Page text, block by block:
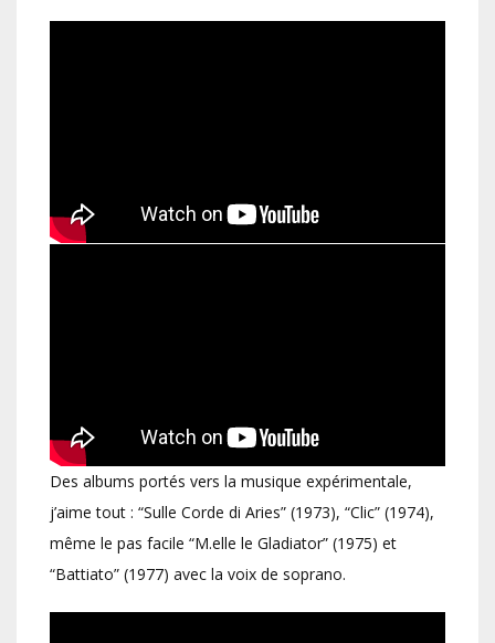
Des albums portés vers la musique expérimentale,
j’aime tout : “Sulle Corde di Aries” (1973), “Clic” (1974),
même le pas facile “M.elle le Gladiator” (1975) et
“Battiato” (1977) avec la voix de soprano.